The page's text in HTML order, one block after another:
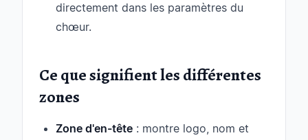
directement dans les paramètres du
chœur.
Ce que signifient les différentes
zones
Zone d'en-tête : montre logo, nom et